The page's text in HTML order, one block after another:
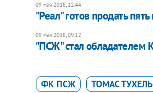
09 мая 2018, 12:44
"Реал" готов продать
09 мая 2018, 09:12
"ПСЖ" стал обладателем
ФК ПСЖ ТОМАС ТУХЕЛЬ